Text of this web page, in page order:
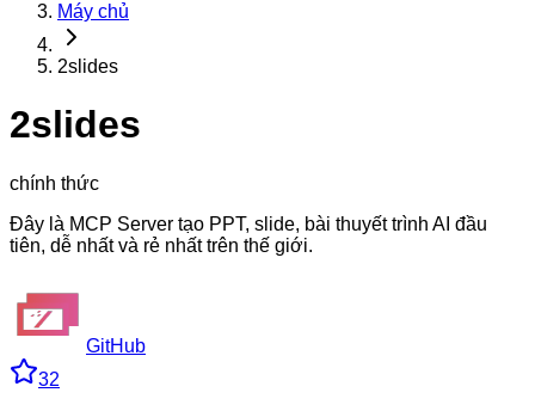
Máy chủ
2slides
2slides
chính thức
Đây là MCP Server tạo PPT, slide, bài thuyết trình AI đầu
tiên, dễ nhất và rẻ nhất trên thế giới.
GitHub
32